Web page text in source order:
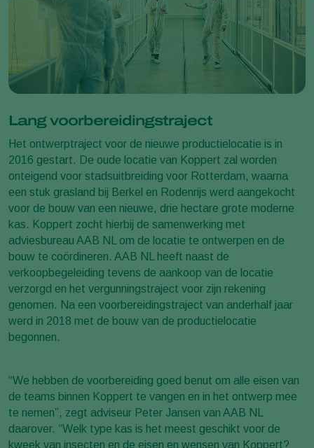
Lang voorbereidingstraject
Het ontwerptraject voor de nieuwe productielocatie is in
2016 gestart. De oude locatie van Koppert zal worden
onteigend voor stadsuitbreiding voor Rotterdam, waarna
een stuk grasland bij Berkel en Rodenrijs werd aangekocht
voor de bouw van een nieuwe, drie hectare grote moderne
kas. Koppert zocht hierbij de samenwerking met
adviesbureau AAB NL om de locatie te ontwerpen en de
bouw te coördineren. AAB NL heeft naast de
verkoopbegeleiding tevens de aankoop van de locatie
verzorgd en het vergunningstraject voor zijn rekening
genomen. Na een voorbereidingstraject van anderhalf jaar
werd in 2018 met de bouw van de productielocatie
begonnen.
“We hebben de voorbereiding goed benut om alle eisen van
de teams binnen Koppert te vangen en in het ontwerp mee
te nemen”, zegt adviseur Peter Jansen van AAB NL
daarover. “Welk type kas is het meest geschikt voor de
kweek van insecten en de eisen en wensen van Koppert?